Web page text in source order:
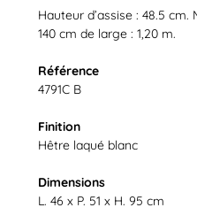
Hauteur d’assise : 48.5
140 cm de large : 1,20 m.
Référence
4791C B
Finition
Hêtre laqué blanc
Dimensions
L. 46 x P. 51 x H. 95 cm